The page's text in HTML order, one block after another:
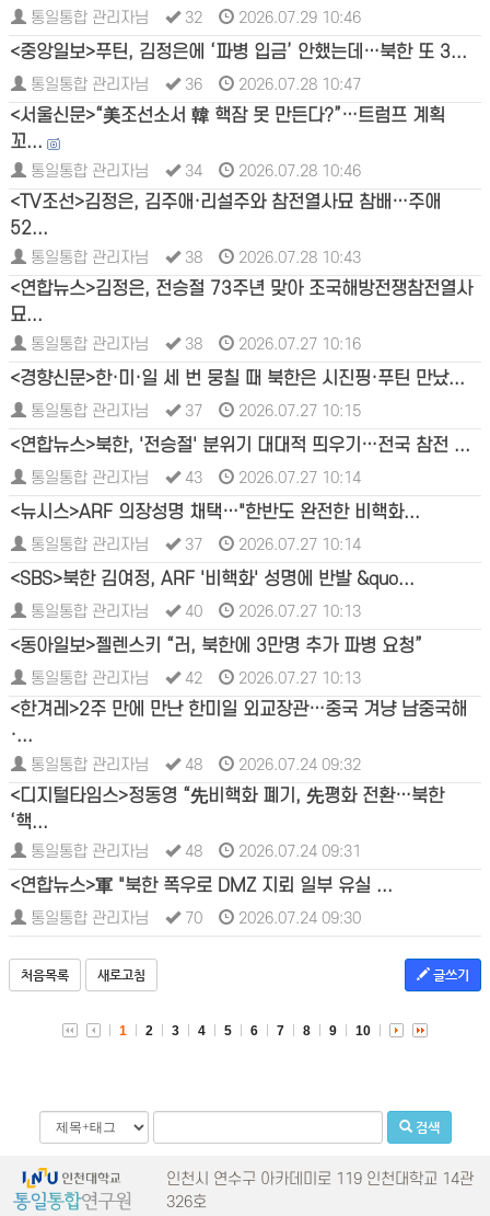
통일통합 관리자님 32 2026.07.29 10:46
<중앙일보>푸틴, 김정은에 ‘파병 입금’ 안했는데…북한 또 3...
통일통합 관리자님 36 2026.07.28 10:47
<서울신문>“美조선소서 韓 핵잠 못 만든다?”…트럼프 계획
꼬...
통일통합 관리자님 34 2026.07.28 10:46
<TV조선>김정은, 김주애·리설주와 참전열사묘 참배…주애
52...
통일통합 관리자님 38 2026.07.28 10:43
<연합뉴스>김정은, 전승절 73주년 맞아 조국해방전쟁참전열사
묘...
통일통합 관리자님 38 2026.07.27 10:16
<경향신문>한·미·일 세 번 뭉칠 때 북한은 시진핑·푸틴 만났...
통일통합 관리자님 37 2026.07.27 10:15
<연합뉴스>북한, '전승절' 분위기 대대적 띄우기…전국 참전 ...
통일통합 관리자님 43 2026.07.27 10:14
<뉴시스>ARF 의장성명 채택…"한반도 완전한 비핵화...
통일통합 관리자님 37 2026.07.27 10:14
<SBS>북한 김여정, ARF '비핵화' 성명에 반발 &quo...
통일통합 관리자님 40 2026.07.27 10:13
<동아일보>젤렌스키 “러, 북한에 3만명 추가 파병 요청”
통일통합 관리자님 42 2026.07.27 10:13
<한겨레>2주 만에 만난 한미일 외교장관…중국 겨냥 남중국해
·...
통일통합 관리자님 48 2026.07.24 09:32
<디지털타임스>정동영 “先비핵화 폐기, 先평화 전환…북한
‘핵...
통일통합 관리자님 48 2026.07.24 09:31
<연합뉴스>軍 "북한 폭우로 DMZ 지뢰 일부 유실 ...
통일통합 관리자님 70 2026.07.24 09:30
처음목록 새로고침 글쓰기
1 2 3 4 5 6 7 8 9 10
검색
인천시 연수구 아카데미로 119 인천대학교 14관
326호